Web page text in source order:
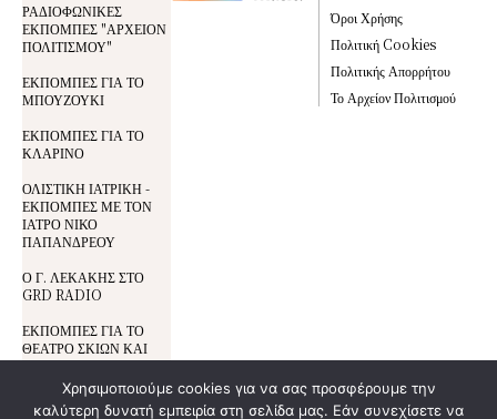
ΡΑΔΙΟΦΩΝΙΚΕΣ
ΕΚΠΟΜΠΕΣ "ΑΡΧΕΙΟΝ
ΠΟΛΙΤΙΣΜΟΥ"
ΕΚΠΟΜΠΕΣ ΓΙΑ ΤΟ
ΜΠΟΥΖΟΥΚΙ
ΕΚΠΟΜΠΕΣ ΓΙΑ ΤΟ
ΚΛΑΡΙΝΟ
ΟΛΙΣΤΙΚΗ ΙΑΤΡΙΚΗ -
ΕΚΠΟΜΠΕΣ ΜΕ ΤΟΝ
ΙΑΤΡΟ ΝΙΚΟ
ΠΑΠΑΝΔΡΕΟΥ
Ο Γ. ΛΕΚΑΚΗΣ ΣΤΟ
GRD RADIO
ΕΚΠΟΜΠΕΣ ΓΙΑ ΤΟ
ΘΕΑΤΡΟ ΣΚΙΩΝ ΚΑΙ
ΤΟΝ ΚΑΡΑΓΚΙΟΖΗ
Όροι Χρήσης
Πολιτική Cookies
Πολιτικής Απορρήτου
Το Αρχείον Πολιτισμού
Χρησιμοποιούμε cookies για να σας προσφέρουμε την
καλύτερη δυνατή εμπειρία στη σελίδα μας. Εάν συνεχίσετε να